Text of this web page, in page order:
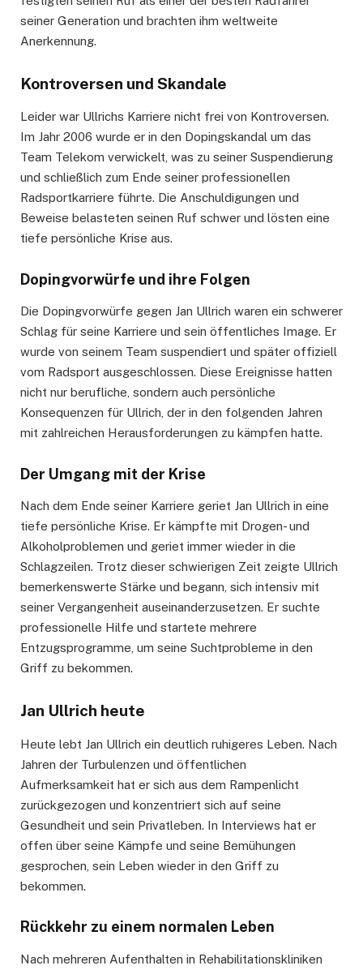
seiner Generation und brachten ihm weltweite
Anerkennung.
Kontroversen und Skandale
Leider war Ullrichs Karriere nicht frei von Kontroversen.
Im Jahr 2006 wurde er in den Dopingskandal um das
Team Telekom verwickelt, was zu seiner Suspendierung
und schließlich zum Ende seiner professionellen
Radsportkarriere führte. Die Anschuldigungen und
Beweise belasteten seinen Ruf schwer und lösten eine
tiefe persönliche Krise aus.
Dopingvorwürfe und ihre Folgen
Die Dopingvorwürfe gegen Jan Ullrich waren ein schwerer
Schlag für seine Karriere und sein öffentliches Image. Er
wurde von seinem Team suspendiert und später offiziell
vom Radsport ausgeschlossen. Diese Ereignisse hatten
nicht nur berufliche, sondern auch persönliche
Konsequenzen für Ullrich, der in den folgenden Jahren
mit zahlreichen Herausforderungen zu kämpfen hatte.
Der Umgang mit der Krise
Nach dem Ende seiner Karriere geriet Jan Ullrich in eine
tiefe persönliche Krise. Er kämpfte mit Drogen- und
Alkoholproblemen und geriet immer wieder in die
Schlagzeilen. Trotz dieser schwierigen Zeit zeigte Ullrich
bemerkenswerte Stärke und begann, sich intensiv mit
seiner Vergangenheit auseinanderzusetzen. Er suchte
professionelle Hilfe und startete mehrere
Entzugsprogramme, um seine Suchtprobleme in den
Griff zu bekommen.
Jan Ullrich heute
Heute lebt Jan Ullrich ein deutlich ruhigeres Leben. Nach
Jahren der Turbulenzen und öffentlichen
Aufmerksamkeit hat er sich aus dem Rampenlicht
zurückgezogen und konzentriert sich auf seine
Gesundheit und sein Privatleben. In Interviews hat er
offen über seine Kämpfe und seine Bemühungen
gesprochen, sein Leben wieder in den Griff zu
bekommen.
Rückkehr zu einem normalen Leben
Nach mehreren Aufenthalten in Rehabilitationskliniken